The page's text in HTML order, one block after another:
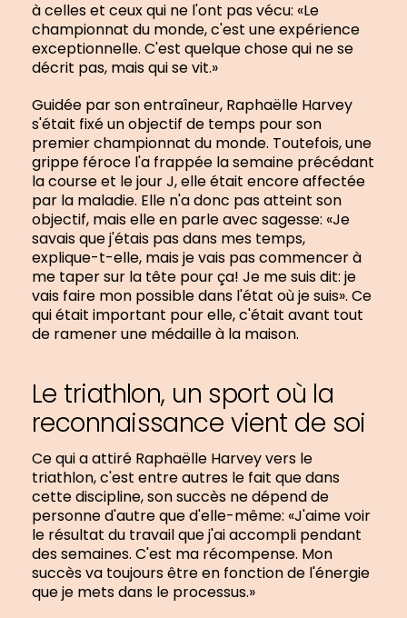
à celles et ceux qui ne l'ont pas vécu: «Le
championnat du monde, c'est une expérience
exceptionnelle. C'est quelque chose qui ne se
décrit pas, mais qui se vit.»
Guidée par son entraîneur, Raphaëlle Harvey
s'était fixé un objectif de temps pour son
premier championnat du monde. Toutefois, une
grippe féroce l'a frappée la semaine précédant
la course et le jour J, elle était encore affectée
par la maladie. Elle n'a donc pas atteint son
objectif, mais elle en parle avec sagesse: «Je
savais que j'étais pas dans mes temps,
explique-t-elle, mais je vais pas commencer à
me taper sur la tête pour ça! Je me suis dit: je
vais faire mon possible dans l'état où je suis». Ce
qui était important pour elle, c'était avant tout
de ramener une médaille à la maison.
Le triathlon, un sport où la
reconnaissance vient de soi
Ce qui a attiré Raphaëlle Harvey vers le
triathlon, c'est entre autres le fait que dans
cette discipline, son succès ne dépend de
personne d'autre que d'elle-même: «J'aime voir
le résultat du travail que j'ai accompli pendant
des semaines. C'est ma récompense. Mon
succès va toujours être en fonction de l'énergie
que je mets dans le processus.»